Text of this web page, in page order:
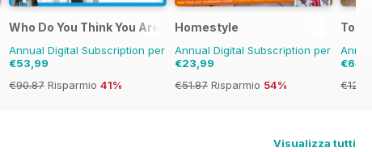
Who Do You Think You Are?
Annual Digital Subscription per
€53,99
€90.87 Risparmio 41%
Homestyle
Annual Digital Subscription per
€23,99
€51.87 Risparmio 54%
Visualizza tutti